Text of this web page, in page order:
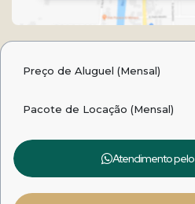
Preço de Aluguel (Mensal)
Pacote de Locação (Mensal)
Atendimento pelo